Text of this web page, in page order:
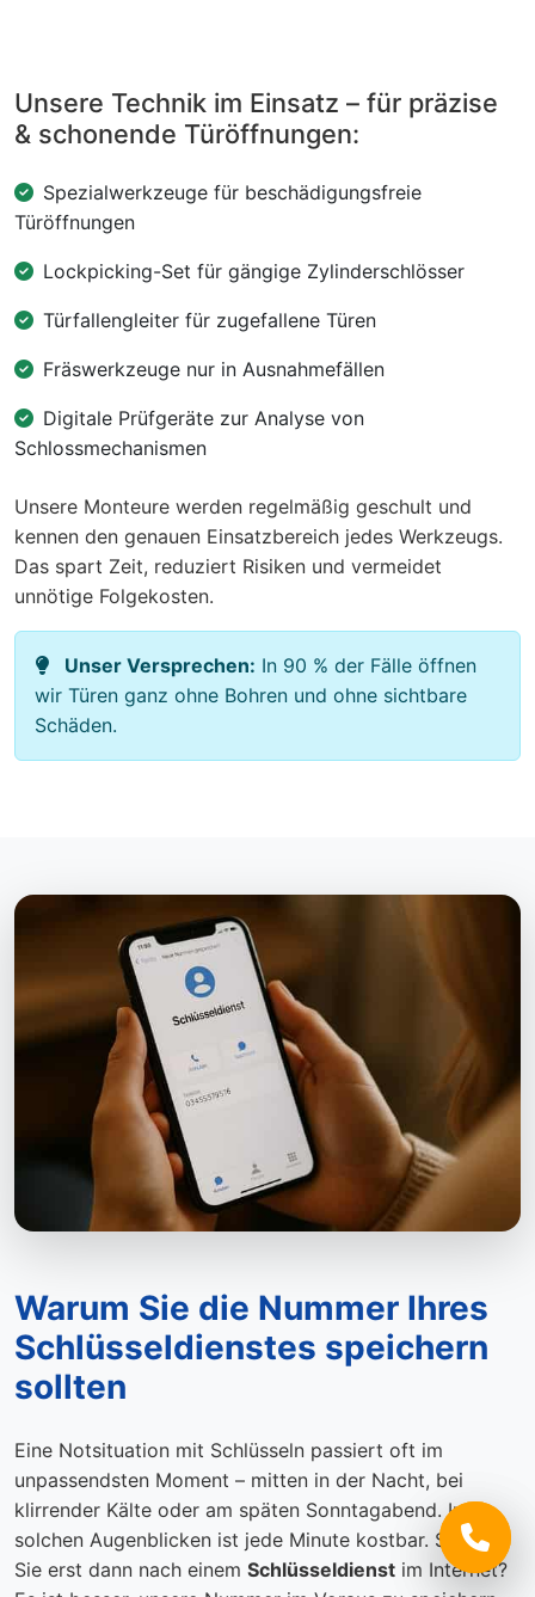
Unsere Technik im Einsatz – für präzise
& schonende Türöffnungen:
Spezialwerkzeuge für beschädigungsfreie
Türöffnungen
Lockpicking-Set für gängige Zylinderschlösser
Türfallengleiter für zugefallene Türen
Fräswerkzeuge nur in Ausnahmefällen
Digitale Prüfgeräte zur Analyse von
Schlossmechanismen
Unsere Monteure werden regelmäßig geschult und
kennen den genauen Einsatzbereich jedes Werkzeugs.
Das spart Zeit, reduziert Risiken und vermeidet
unnötige Folgekosten.
Unser Versprechen: In 90 % der Fälle öffnen
wir Türen ganz ohne Bohren und ohne sichtbare
Schäden.
Warum Sie die Nummer Ihres
Schlüsseldienstes speichern
sollten
Eine Notsituation mit Schlüsseln passiert oft im
unpassendsten Moment – mitten in der Nacht, bei
klirrender Kälte oder am späten Sonntagabend. In
solchen Augenblicken ist jede Minute kostbar. Suchen
Sie erst dann nach einem Schlüsseldienst im Internet?